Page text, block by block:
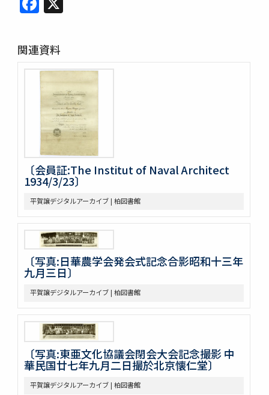
関連資料
〔会員証:The Institut of Naval Architect
1934/3/23〕
平賀譲デジタルアーカイブ | 柏図書館
〔写真:日華農学会発会式記念合影昭和十三年
九月三日〕
平賀譲デジタルアーカイブ | 柏図書館
〔写真:東亜文化協議会閉会大会記念撮影 中
華民国廿七年九月二日撮於北京懐仁堂〕
平賀譲デジタルアーカイブ | 柏図書館